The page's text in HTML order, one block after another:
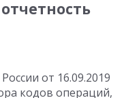
от 16.09.2019
кодов операций,